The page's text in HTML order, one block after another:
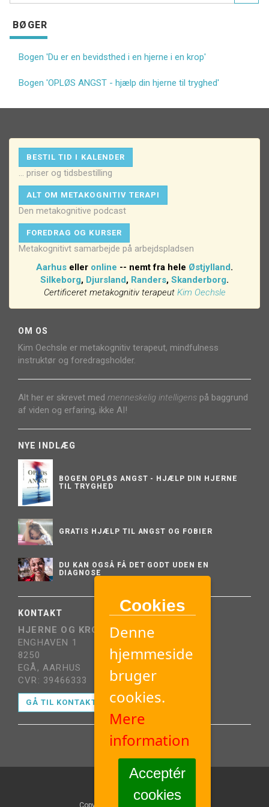
BØGER
Bogen 'Du er en bevidsthed i en hjerne i en krop'
Bogen 'OPLØS ANGST - hjælp din hjerne til tryghed'
BESTIL TID I KALENDER
... priser og tidsbestilling
ALT OM METAKOGNITIV TERAPI
Den metakognitive podcast
FOREDRAG OG KURSER
Metakognitivt samarbejde på arbejdspladsen
Aarhus eller online -- nemt fra hele Østjylland.
Silkeborg, Djursland, Randers, Skanderborg.
Certificeret metakognitiv terapeut Kim Oechsle
OM OS
Kim Oechsle er metakognitiv terapeut, mindfulness
instruktør og foredragsholder.
Alt her er skrevet med menneskelig intelligens på baggrund
af viden og erfaring, ikke AI!
NYE INDLÆG
BOGEN OPLØS ANGST - HJÆLP DIN HJERNE
TIL TRYGHED
GRATIS HJÆLP TIL ANGST OG FOBIER
DU KAN OGSÅ FÅ DET GODT UDEN EN
DIAGNOSE
KONTAKT
HJERNE OG KROP
ENGHAVEN 1
8250
EGÅ, AARHUS
CVR: 39466333
GÅ TIL KONTAKTSIDE
Cookies
Denne
hjemmeside
bruger
cookies.
Mere
information
Acceptér
cookies